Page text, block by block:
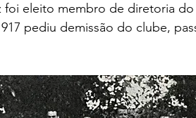
foi eleito membro de diretoria do
pediu demissão do clube,